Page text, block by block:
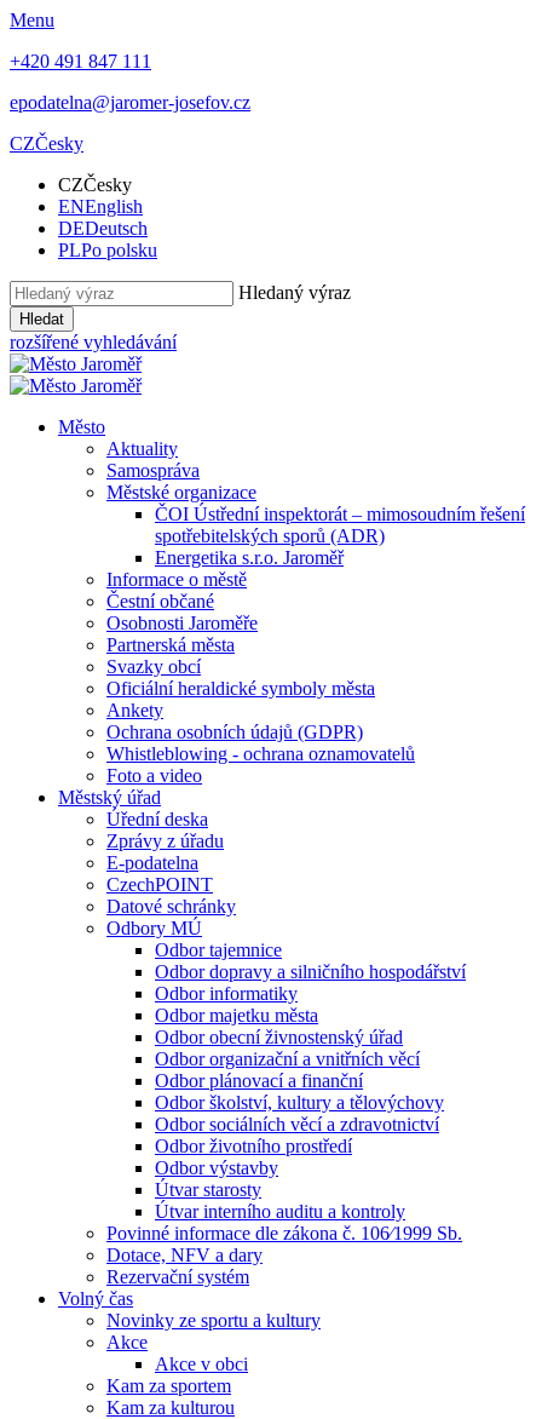
Menu
+420 491 847 111
epodatelna@jaromer-josefov.cz
CZČesky
CZČesky
ENEnglish
DEDeutsch
PLPo polsku
Hledaný výraz
Hledat
rozšířené vyhledávání
Město
Aktuality
Samospráva
Městské organizace
ČOI Ústřední inspektorát – mimosoudním řešení
spotřebitelských sporů (ADR)
Energetika s.r.o. Jaroměř
Informace o městě
Čestní občané
Osobnosti Jaroměře
Partnerská města
Svazky obcí
Oficiální heraldické symboly města
Ankety
Ochrana osobních údajů (GDPR)
Whistleblowing - ochrana oznamovatelů
Foto a video
Městský úřad
Úřední deska
Zprávy z úřadu
E-podatelna
CzechPOINT
Datové schránky
Odbory MÚ
Odbor tajemnice
Odbor dopravy a silničního hospodářství
Odbor informatiky
Odbor majetku města
Odbor obecní živnostenský úřad
Odbor organizační a vnitřních věcí
Odbor plánovací a finanční
Odbor školství, kultury a tělovýchovy
Odbor sociálních věcí a zdravotnictví
Odbor životního prostředí
Odbor výstavby
Útvar starosty
Útvar interního auditu a kontroly
Povinné informace dle zákona č. 106⁄1999 Sb.
Dotace, NFV a dary
Rezervační systém
Volný čas
Novinky ze sportu a kultury
Akce
Akce v obci
Kam za sportem
Kam za kulturou